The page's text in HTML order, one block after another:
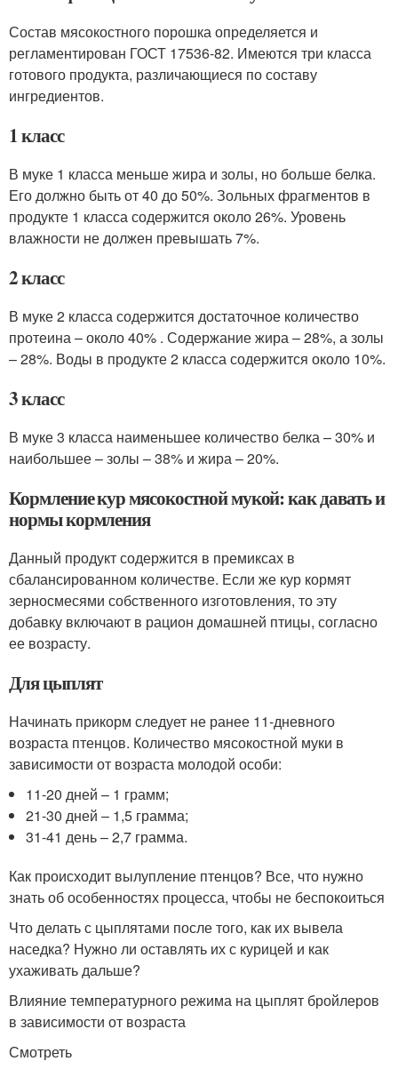
Состав мясокостного порошка определяется и
регламентирован ГОСТ 17536-82. Имеются три класса
готового продукта, различающиеся по составу
ингредиентов.
1 класс
В муке 1 класса меньше жира и золы, но больше белка.
Его должно быть от 40 до 50%. Зольных фрагментов в
продукте 1 класса содержится около 26%. Уровень
влажности не должен превышать 7%.
2 класс
В муке 2 класса содержится достаточное количество
протеина – около 40% . Содержание жира – 28%, а золы
– 28%. Воды в продукте 2 класса содержится около 10%.
3 класс
В муке 3 класса наименьшее количество белка – 30% и
наибольшее – золы – 38% и жира – 20%.
Кормление кур мясокостной мукой: как давать и
нормы кормления
Данный продукт содержится в премиксах в
сбалансированном количестве. Если же кур кормят
зерносмесями собственного изготовления, то эту
добавку включают в рацион домашней птицы, согласно
ее возрасту.
Для цыплят
Начинать прикорм следует не ранее 11-дневного
возраста птенцов. Количество мясокостной муки в
зависимости от возраста молодой особи:
11-20 дней – 1 грамм;
21-30 дней – 1,5 грамма;
31-41 день – 2,7 грамма.
Как происходит вылупление птенцов? Все, что нужно
знать об особенностях процесса, чтобы не беспокоиться
Что делать с цыплятами после того, как их вывела
наседка? Нужно ли оставлять их с курицей и как
ухаживать дальше?
Влияние температурного режима на цыплят бройлеров
в зависимости от возраста
Смотреть